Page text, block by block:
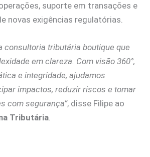
suporte em transações e
novas exigências regulatórias.
consultoria tributária boutique que
em clareza. Com visão 360°,
e integridade, ajudamos
impactos, reduzir riscos e tomar
com segurança”, disse Filipe ao
Tributária.